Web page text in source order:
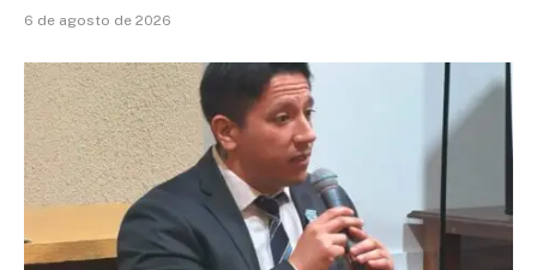
6 de agosto de 2026